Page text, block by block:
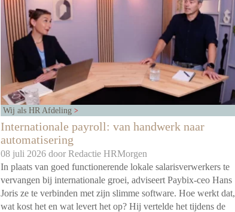
Wij als HR Afdeling
Internationale payroll: van handwerk naar
automatisering
08 juli 2026 door Redactie HRMorgen
In plaats van goed functionerende lokale salarisverwerkers te
vervangen bij internationale groei, adviseert Paybix-ceo Hans
Joris ze te verbinden met zijn slimme software. Hoe werkt dat,
wat kost het en wat levert het op? Hij vertelde het tijdens de